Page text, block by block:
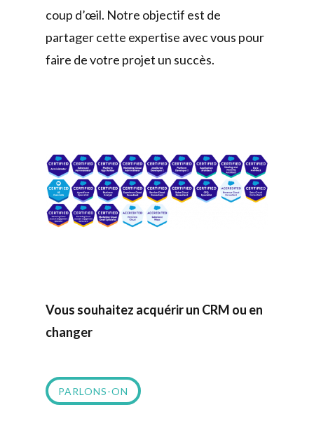
coup d’œil. Notre objectif est de
partager cette expertise avec vous pour
faire de votre projet un succès.
Vous souhaitez acquérir un CRM ou en
changer
PARLONS-ON